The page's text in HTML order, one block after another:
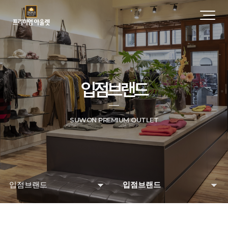
입점브랜드
SUWON PREMIUM OUTLET
입점브랜드 입점브랜드